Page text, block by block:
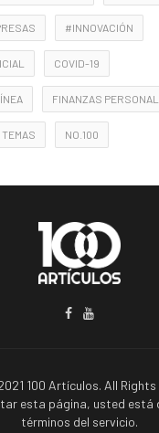
#INNOVACIÓN
COVID-19
FINANZAS
NO.100
100 Artículos. All Rights
esta página, usted está
términos del servicio.